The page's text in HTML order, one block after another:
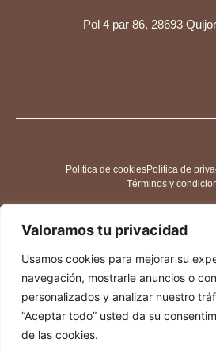
Valoramos tu privacidad
Usamos cookies para mejorar su
navegación, mostrarle anuncios o
personalizados y analizar nuestro
“Aceptar todo” usted da su
de las cookies.
Pol 4 par 86, 28693
Política de cookiesPolítica de
Términos y